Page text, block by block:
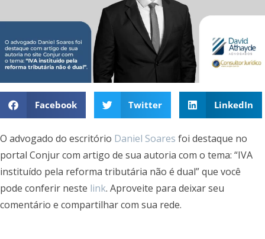
Facebook Twitter LinkedIn
O advogado do escritório Daniel Soares foi destaque no
portal Conjur com artigo de sua autoria com o tema: “IVA
instituído pela reforma tributária não é dual” que você
pode conferir neste link. Aproveite para deixar seu
comentário e compartilhar com sua rede.